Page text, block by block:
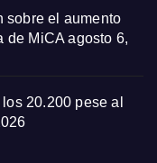
sobre el aumento
de MiCA agosto 6,
20.200 pese al